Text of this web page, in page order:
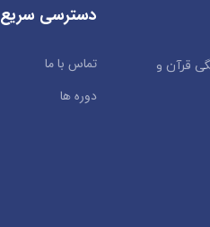
قرآن و
دسترسی سریع
تماس با ما
دوره ها